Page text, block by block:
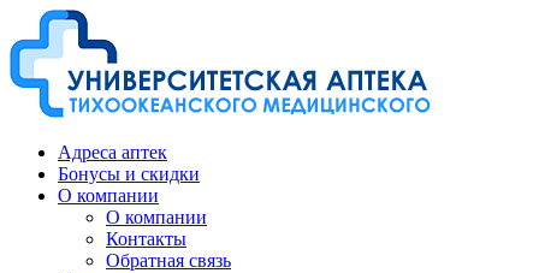
Адреса аптек
Бонусы и скидки
О компании
О компании
Контакты
Обратная связь